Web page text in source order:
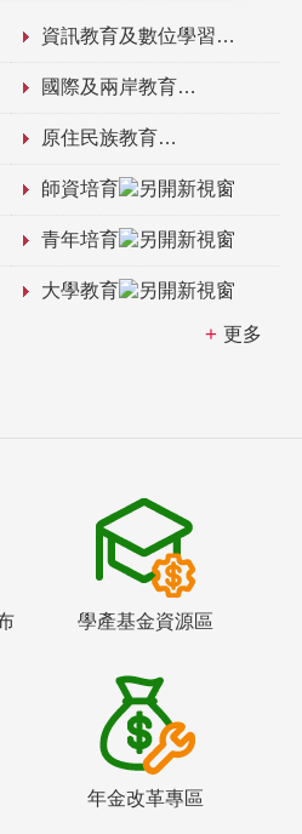
資訊教育及數位學習
國際及兩岸教育
原住民族教育
師資培育
青年培育
大學教育
更多
學產基金資源區
年金改革專區